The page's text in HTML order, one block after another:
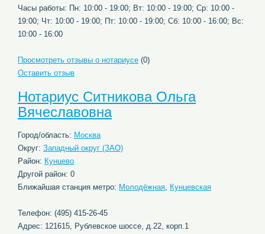
Часы работы: Пн: 10:00 - 19:00; Вт: 10:00 - 19:00; Ср: 10:00 -
19:00; Чт: 10:00 - 19:00; Пт: 10:00 - 19:00; Сб: 10:00 - 16:00; Вс:
10:00 - 16:00
Просмотреть отзывы о нотариусе (0)
Оставить отзыв
Нотариус Ситникова Ольга
Вячеславовна
Город/область: Москва
Округ: Западный округ (ЗАО)
Район: Кунцево
Другой район: 0
Ближайшая станция метро: Молодёжная, Кунцевская
Телефон: (495) 415-26-45
Адрес: 121615, Рублевское шоссе, д.22, корп.1